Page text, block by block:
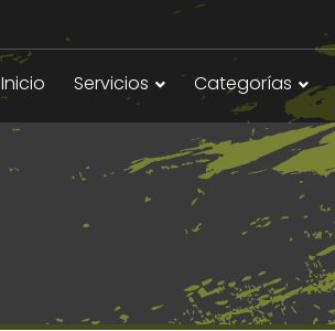
Inicio Servicios Categorías